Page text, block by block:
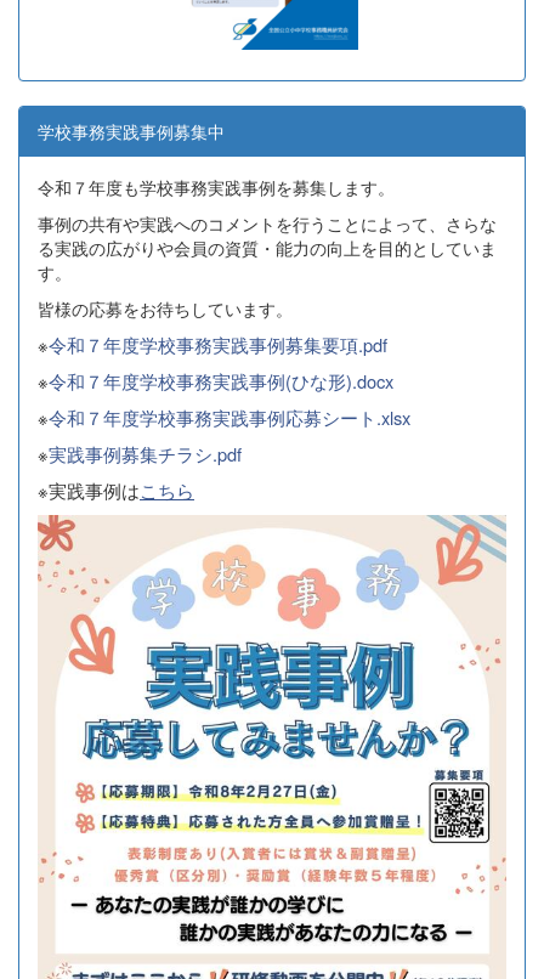
学校事務実践事例募集中
令和７年度も学校事務実践事例を募集します。
事例の共有や実践へのコメントを行うことによって、さらな
る実践の広がりや会員の資質・能力の向上を目的としていま
す。
皆様の応募をお待ちしています。
※令和７年度学校事務実践事例募集要項.pdf
※令和７年度学校事務実践事例(ひな形).docx
※令和７年度学校事務実践事例応募シート.xlsx
※実践事例募集チラシ.pdf
※実践事例はこちら